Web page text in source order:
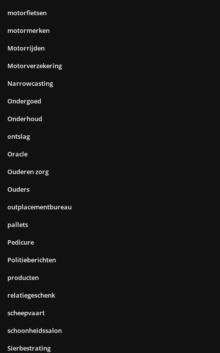
motorfietsen
motormerken
Motorrijden
Motorverzekering
Narrowcasting
Ondergoed
Onderhoud
ontslag
Oracle
Ouderen zorg
Ouders
outplacementbureau
pallets
Pedicure
Politieberichten
producten
relatiegeschenk
scheepvaart
schoonheidssalon
Sierbestrating